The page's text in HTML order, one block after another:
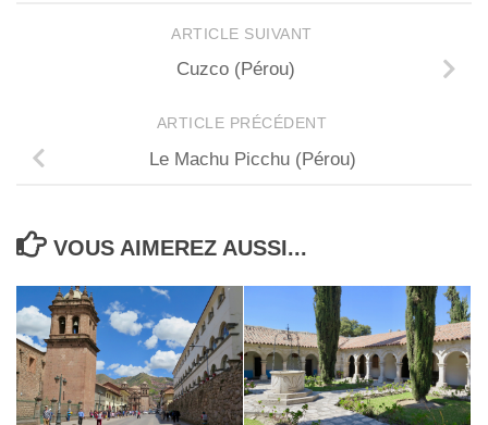
ARTICLE SUIVANT
Cuzco (Pérou)
ARTICLE PRÉCÉDENT
Le Machu Picchu (Pérou)
VOUS AIMEREZ AUSSI...